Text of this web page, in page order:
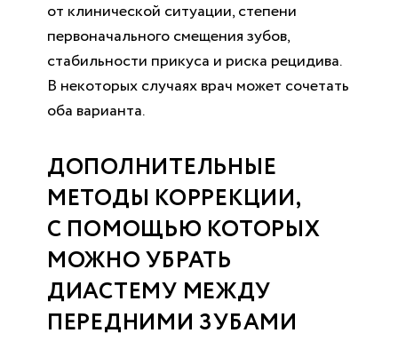
от клинической ситуации, степени
первоначального смещения зубов,
стабильности прикуса и риска рецидива.
В некоторых случаях врач может сочетать
оба варианта.
ДОПОЛНИТЕЛЬНЫЕ
МЕТОДЫ КОРРЕКЦИИ,
С ПОМОЩЬЮ КОТОРЫХ
МОЖНО УБРАТЬ
ДИАСТЕМУ МЕЖДУ
ПЕРЕДНИМИ ЗУБАМИ